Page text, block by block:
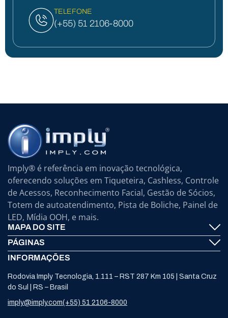
TELEFONE
(+55) 51 2106-8000
Imply® é referência em inovação tecnológica,
oferecendo soluções em Tiqueteira, Cashless, Controle
de Acessos, Reconhecimento Facial, Gestão de Sócios,
Totem de autoatendimento, Pista de Boliche, Painel de
LED, Mídia OOH, e mais.
MAPA DO SITE
Imply® Tecnologia
ElevenTickets
Autoatendimento
Bowling
PÁGINAS
Fale Conosco
Suporte
INFORMAÇÕES
Rodovia Imply Tecnologia, 1.111 – RST 287 Km 105 | Santa Cruz
do Sul | RS – Brasil
imply@imply.com(+55) 51 2106-8000